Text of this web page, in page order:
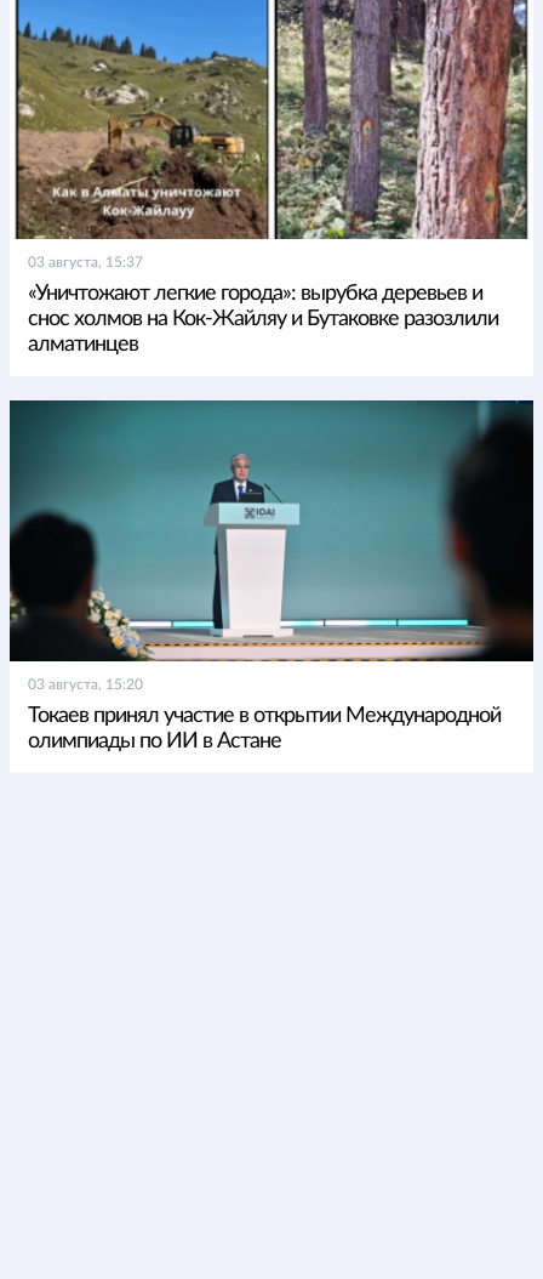
03 августа, 15:37
«Уничтожают легкие города»: вырубка деревьев и
снос холмов на Кок-Жайляу и Бутаковке разозлили
алматинцев
03 августа, 15:20
Токаев принял участие в открытии Международной
олимпиады по ИИ в Астане